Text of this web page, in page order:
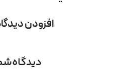
افزودن
دیدگاه